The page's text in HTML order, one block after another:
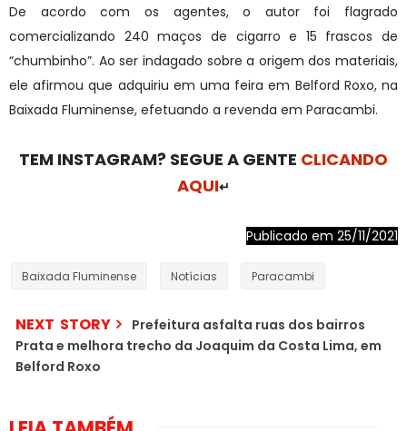
De acordo com os agentes, o autor foi flagrado
comercializando 240 maços de cigarro e 15 frascos de
“chumbinho”. Ao ser indagado sobre a origem dos materiais,
ele afirmou que adquiriu em uma feira em Belford Roxo, na
Baixada Fluminense, efetuando a revenda em Paracambi.
TEM INSTAGRAM? SEGUE A GENTE CLICANDO
AQUI↵
Publicado em 25/11/2021
Baixada Fluminense Notícias Paracambi
NEXT STORY
Prefeitura asfalta ruas dos bairros
Prata e melhora trecho da Joaquim da Costa Lima, em
Belford Roxo